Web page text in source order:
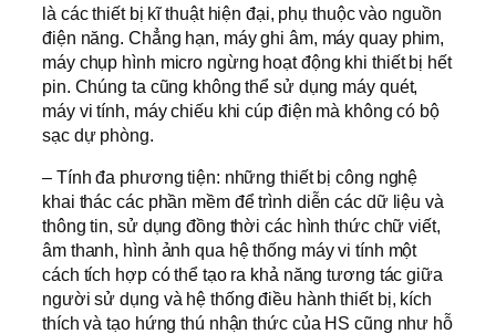
là các thiết bị kĩ thuật hiện đại, phụ thuộc vào nguồn
điện năng. Chẳng hạn, máy ghi âm, máy quay phim,
máy chụp hình micro ngừng hoạt động khi thiết bị hết
pin. Chúng ta cũng không thể sử dụng máy quét,
máy vi tính, máy chiếu khi cúp điện mà không có bộ
sạc dự phòng.
– Tính đa phương tiện: những thiết bị công nghệ
khai thác các phần mềm để trình diễn các dữ liệu và
thông tin, sử dụng đồng thời các hình thức chữ viết,
âm thanh, hình ảnh qua hệ thống máy vi tính một
cách tích hợp có thể tạo ra khả năng tương tác giữa
người sử dụng và hệ thống điều hành thiết bị, kích
thích và tạo hứng thú nhận thức của HS cũng như hỗ